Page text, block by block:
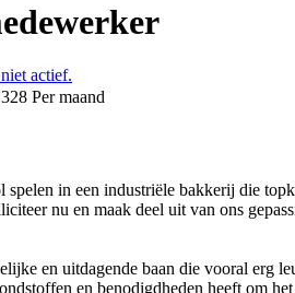
actief.
Per maand
in een industriële bakkerij die
nu en maak deel uit van ons
en uitdagende baan die vooral erg
en benodigdheden heeft om